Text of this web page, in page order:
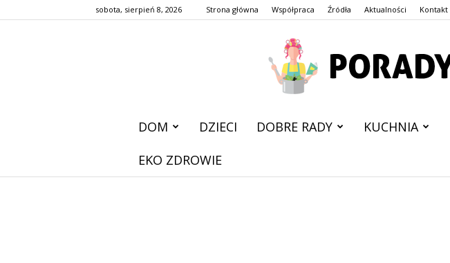
sobota, sierpień 8, 2026 Strona główna Współpraca Źródła Aktualności Kontakt
DOM DZIECI DOBRE RADY KUCHNIA
EKO ZDROWIE